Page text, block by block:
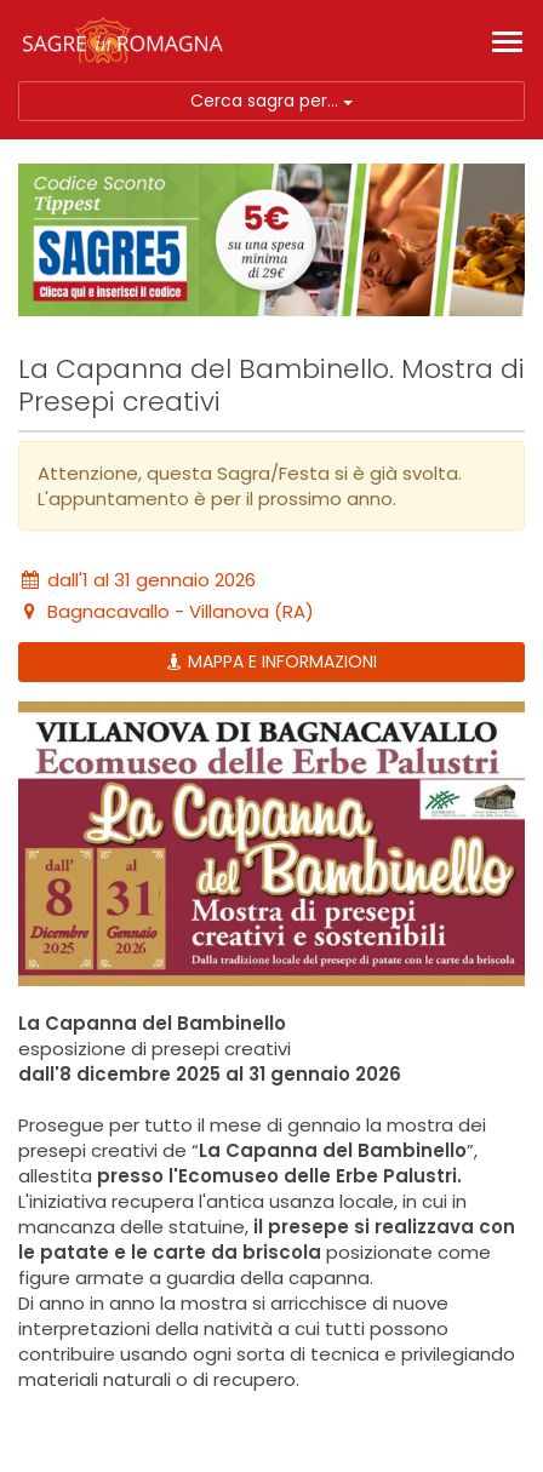
Cerca sagra per...
La Capanna del Bambinello. Mostra di
Presepi creativi
Attenzione, questa Sagra/Festa si è già svolta.
L'appuntamento è per il prossimo anno.
dall'1 al 31 gennaio 2026
Bagnacavallo - Villanova (RA)
MAPPA E INFORMAZIONI
La Capanna del Bambinello
esposizione di presepi creativi
dall'8 dicembre 2025 al 31 gennaio 2026
Prosegue per tutto il mese di gennaio la mostra dei
presepi creativi de “La Capanna del Bambinello”,
allestita presso l'Ecomuseo delle Erbe Palustri.
L'iniziativa recupera l'antica usanza locale, in cui in
mancanza delle statuine, il presepe si realizzava con
le patate e le carte da briscola posizionate come
figure armate a guardia della capanna.
Di anno in anno la mostra si arricchisce di nuove
interpretazioni della natività a cui tutti possono
contribuire usando ogni sorta di tecnica e privilegiando
materiali naturali o di recupero.